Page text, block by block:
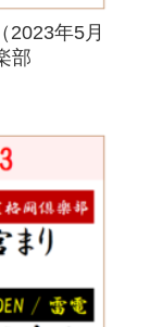
2023年5月
部